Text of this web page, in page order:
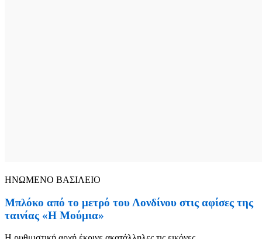
ΗΝΩΜΕΝΟ ΒΑΣΙΛΕΙΟ
Μπλόκο από το μετρό του Λονδίνου στις αφίσες της
ταινίας «Η Μούμια»